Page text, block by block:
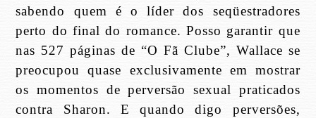
sabendo quem é o líder dos seqüestradores
perto do final do romance. Posso garantir que
nas 527 páginas de “O Fã Clube”, Wallace se
preocupou quase exclusivamente em mostrar
os momentos de perversão sexual praticados
contra Sharon. E quando digo perversões,